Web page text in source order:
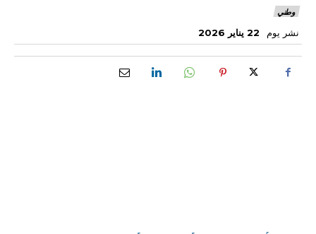
وطني
نشر يوم 22 يناير 2026